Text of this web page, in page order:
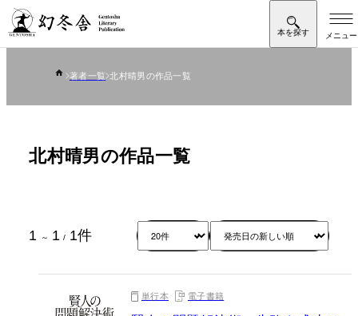
著者一覧 北村晴男の作品一覧
北村晴男の作品一覧
1 ～ 1 / 1件
単行本 電子書籍